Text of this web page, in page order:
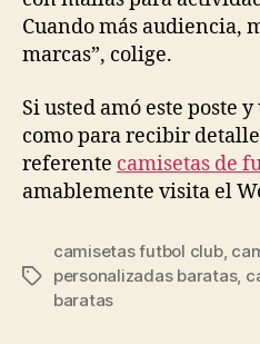
Cuando más audiencia,
marcas”, colige.
Si usted amó este poste
como para recibir
referente camisetas de
amablemente visita el
Etiquetas
camisetas futbol club,
personalizadas baratas,
baratas